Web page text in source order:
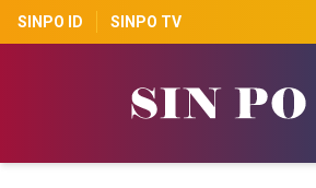
SINPO ID SINPO TV